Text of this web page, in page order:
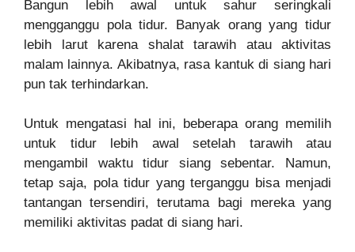
Bangun lebih awal untuk sahur seringkali
mengganggu pola tidur. Banyak orang yang tidur
lebih larut karena shalat tarawih atau aktivitas
malam lainnya. Akibatnya, rasa kantuk di siang hari
pun tak terhindarkan.
Untuk mengatasi hal ini, beberapa orang memilih
untuk tidur lebih awal setelah tarawih atau
mengambil waktu tidur siang sebentar. Namun,
tetap saja, pola tidur yang terganggu bisa menjadi
tantangan tersendiri, terutama bagi mereka yang
memiliki aktivitas padat di siang hari.